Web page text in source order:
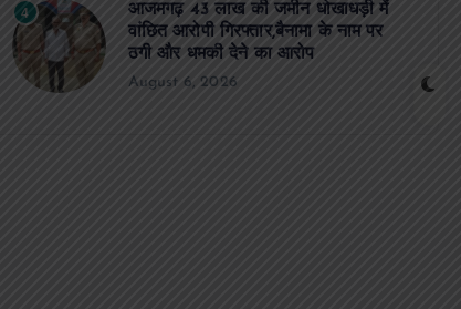
4
आजमगढ़ 43 लाख की जमीन धोखाधड़ी में
वांछित आरोपी गिरफ्तार,बैनामा के नाम पर
ठगी और धमकी देने का आरोप
August 6, 2026